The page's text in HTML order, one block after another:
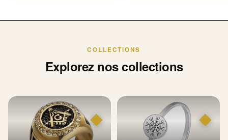
COLLECTIONS
Explorez nos collections
◆ ◆